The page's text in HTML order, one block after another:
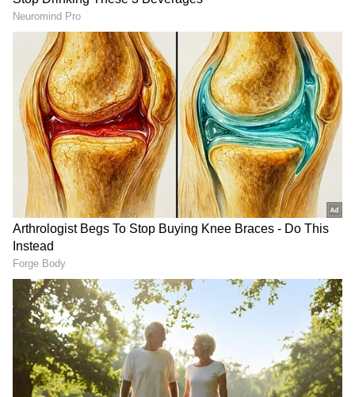
Image Credit :Asianet News
ಹೊಸ BMW M440i ಕಾರಿನ ಬೆಲೆ
ಹೊಸ BMW M440i xDrive ಕನ್ವರ್ಟಿಬಲ್ ಎಕ್ಸ್‌-ಶೋರೂಂ
ಬೆಲೆ 1.09 ಕೋಟಿ ರೂಪಾಯಿ.ಹೊಸ ಕನ್ವರ್ಟಿಬಲ್ ಕಾರು
ಎಂಟು ಬಣ್ಣಗಳಲ್ಲಿ ಲಭ್ಯವಿದೆ. 12 ಸ್ಪೀಕರ್‌ಗಳ Harman
Kardon Surround Sound System ಪ್ರಯಾಣಿಕರಿಗೆ
ಅತ್ಯುತ್ತಮ ಆಡಿಯೊ ಅನುಭವವನ್ನು ಒದಗಿಸುತ್ತದೆ.ಕಾರಿನ
ಒಳಭಾಗದಲ್ಲಿ BMW Curved Display, ಪ್ರೀಮಿಯಂ
ಸೆನ್ಸಾಟೆಕ್ ಇಂಟೀರಿಯರ್, M ಲೆದರ್ ಸ್ಟೀರಿಂಗ್ ವೀಲ್
ಹಾಗೂ ವಿದ್ಯುತ್ ಹೊಂದಾಣಿಕೆ, ಮೆಮೊರಿ ಮತ್ತು ಲಂಬರ್
ಸಪೋರ್ಟ್ ಹೊಂದಿರುವ ಸ್ಪೋರ್ಟ್ ಸೀಟುಗಳನ್ನು
ಅಳವಡಿಸಲಾಗಿದೆ.